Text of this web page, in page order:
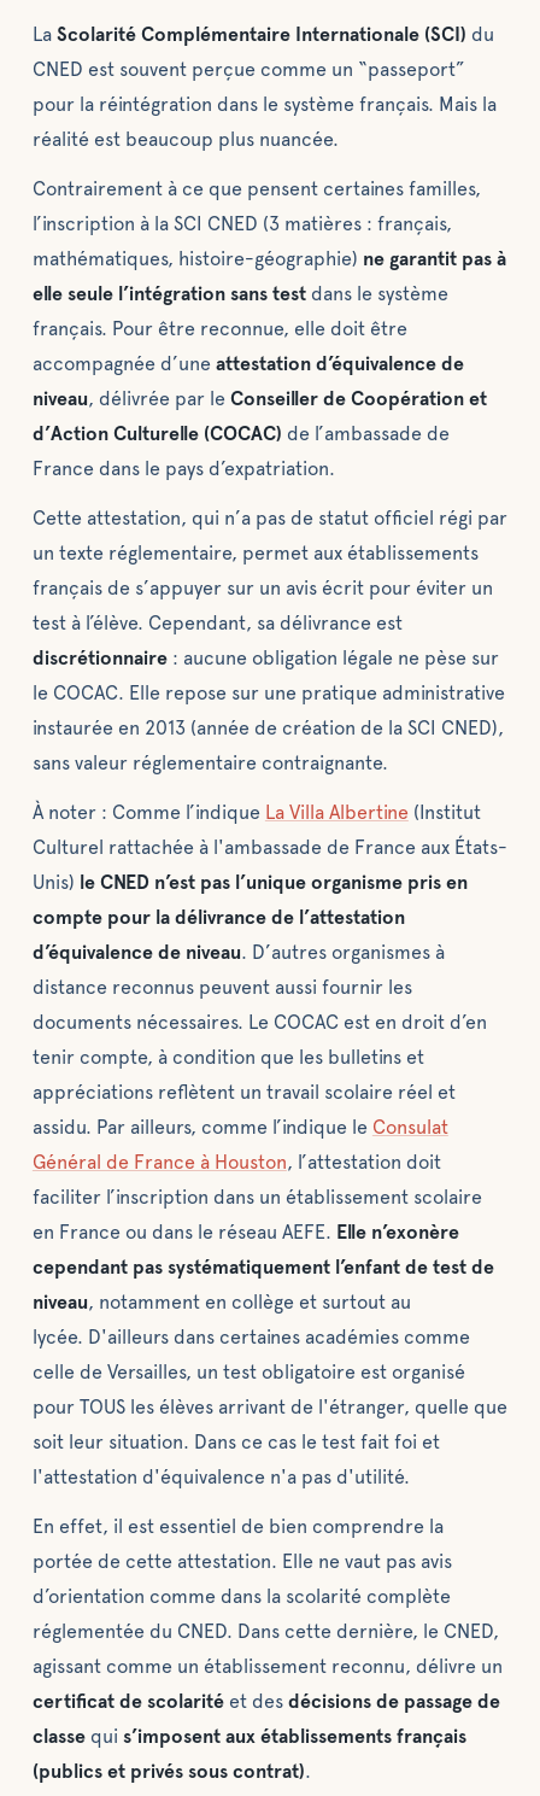
La Scolarité Complémentaire Internationale (SCI) du
CNED est souvent perçue comme un “passeport”
pour la réintégration dans le système français. Mais la
réalité est beaucoup plus nuancée.
Contrairement à ce que pensent certaines familles,
l’inscription à la SCI CNED (3 matières : français,
mathématiques, histoire-géographie) ne garantit pas à
elle seule l’intégration sans testdans le système
français. Pour être reconnue, elle doit être
accompagnée d’une attestation d’équivalence de
niveau, délivrée par le Conseiller de Coopération et
d’Action Culturelle (COCAC) de l’ambassade de
France dans le pays d’expatriation.
Cette attestation, qui n’a pas de statut officiel régi par
un texte réglementaire, permet aux établissements
français de s’appuyer sur un avis écrit pour éviter un
test à l’élève. Cependant, sa délivrance est
discrétionnaire: aucune obligation légale ne pèse sur
le COCAC. Elle repose sur une pratique administrative
instaurée en 2013 (année de création de la SCI CNED),
sans valeur réglementaire contraignante.
À noter : Comme l’indique La Villa Albertine (Institut
Culturel rattachée à l'ambassade de France aux États-
Unis) le CNED n’est pas l’unique organisme pris en
compte pour la délivrance de l’attestation
d’équivalence de niveau. D’autres organismes à
distance reconnus peuvent aussi fournir les
documents nécessaires. Le COCAC est en droit d’en
tenir compte, à condition que les bulletins et
appréciations reflètent un travail scolaire réel et
assidu. Par ailleurs, comme l’indique le Consulat
Général de France à Houston, l’attestation doit
faciliter l’inscription dans un établissement scolaire
en France ou dans le réseau AEFE. Elle n’exonère
cependant pas systématiquement l’enfant de test de
niveau, notamment en collège et surtout au
lycée. D'ailleurs dans certaines académies comme
celle de Versailles, un test obligatoire est organisé
pour TOUS les élèves arrivant de l'étranger, quelle que
soit leur situation. Dans ce cas le test fait foi et
l'attestation d'équivalence n'a pas d'utilité.
En effet, il est essentiel de bien comprendre la
portée de cette attestation. Elle ne vaut pas avis
d’orientation comme dans la scolarité complète
réglementée du CNED. Dans cette dernière, le CNED,
agissant comme un établissement reconnu, délivre un
certificat de scolaritéet des décisions de passage de
classequi s’imposent aux établissements français
(publics et privés sous contrat).